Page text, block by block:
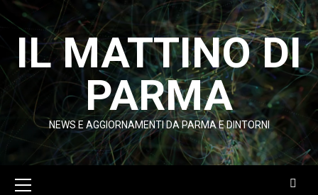
contenuto
IL MATTINO DI
PARMA
NEWS E AGGIORNAMENTI DA PARMA E DINTORNI
principale